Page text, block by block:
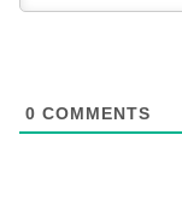
0 COMMENTS